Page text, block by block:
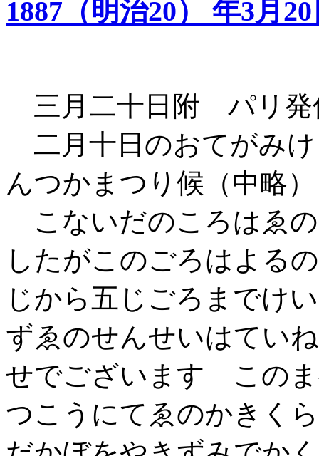
1887（明治20） 年3月
三月二十日附 パリ
二月十日のおてがみ
んつかまつり候（中略）
こないだのころはゑ
したがこのごろはよる
じから五じごろまでけ
ずゑのせんせいはてい
せでございます この
つこうにてゑのかきく